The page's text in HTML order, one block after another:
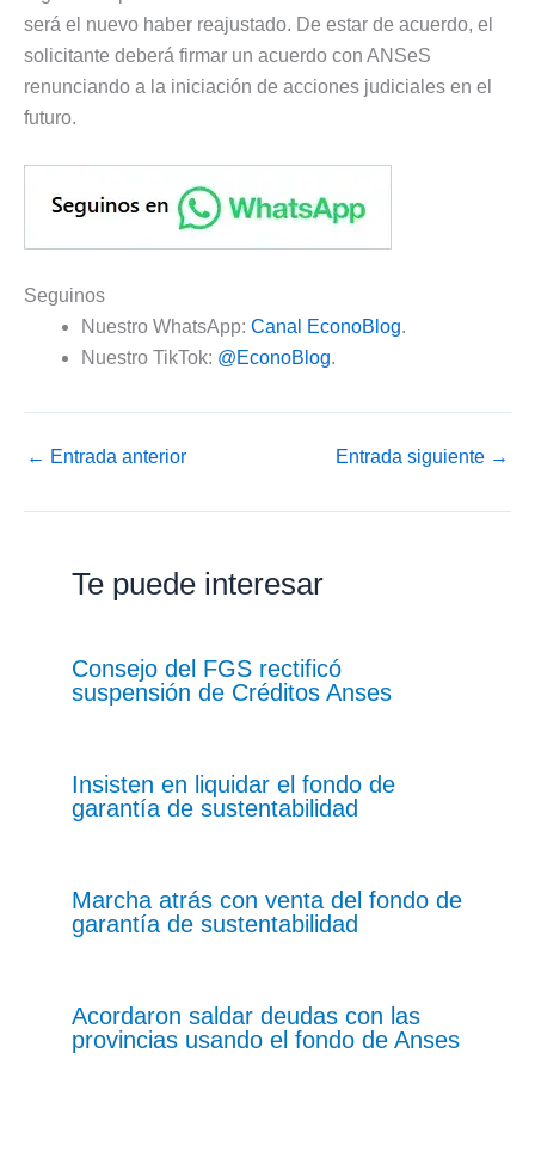
será el nuevo haber reajustado. De estar de acuerdo, el
solicitante deberá firmar un acuerdo con ANSeS
renunciando a la iniciación de acciones judiciales en el
futuro.
Seguinos
Nuestro WhatsApp: Canal EconoBlog.
Nuestro TikTok: @EconoBlog.
← Entrada anterior Entrada siguiente →
Te puede interesar
Consejo del FGS rectificó
suspensión de Créditos Anses
Insisten en liquidar el fondo de
garantía de sustentabilidad
Marcha atrás con venta del fondo de
garantía de sustentabilidad
Acordaron saldar deudas con las
provincias usando el fondo de Anses